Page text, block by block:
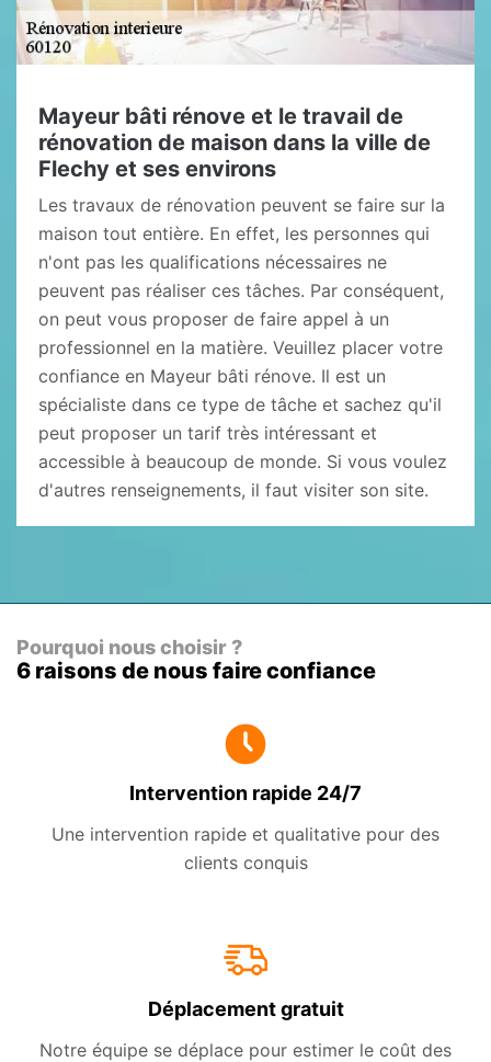
Mayeur bâti rénove et le travail de
rénovation de maison dans la ville de
Flechy et ses environs
Les travaux de rénovation peuvent se faire sur la
maison tout entière. En effet, les personnes qui
n'ont pas les qualifications nécessaires ne
peuvent pas réaliser ces tâches. Par conséquent,
on peut vous proposer de faire appel à un
professionnel en la matière. Veuillez placer votre
confiance en Mayeur bâti rénove. Il est un
spécialiste dans ce type de tâche et sachez qu'il
peut proposer un tarif très intéressant et
accessible à beaucoup de monde. Si vous voulez
d'autres renseignements, il faut visiter son site.
Pourquoi nous choisir ?
6 raisons de nous faire confiance
Intervention rapide 24/7
Une intervention rapide et qualitative pour des
clients conquis
Déplacement gratuit
Notre équipe se déplace pour estimer le coût des